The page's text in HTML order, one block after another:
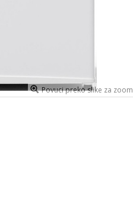
Povuci preko slike za zoom